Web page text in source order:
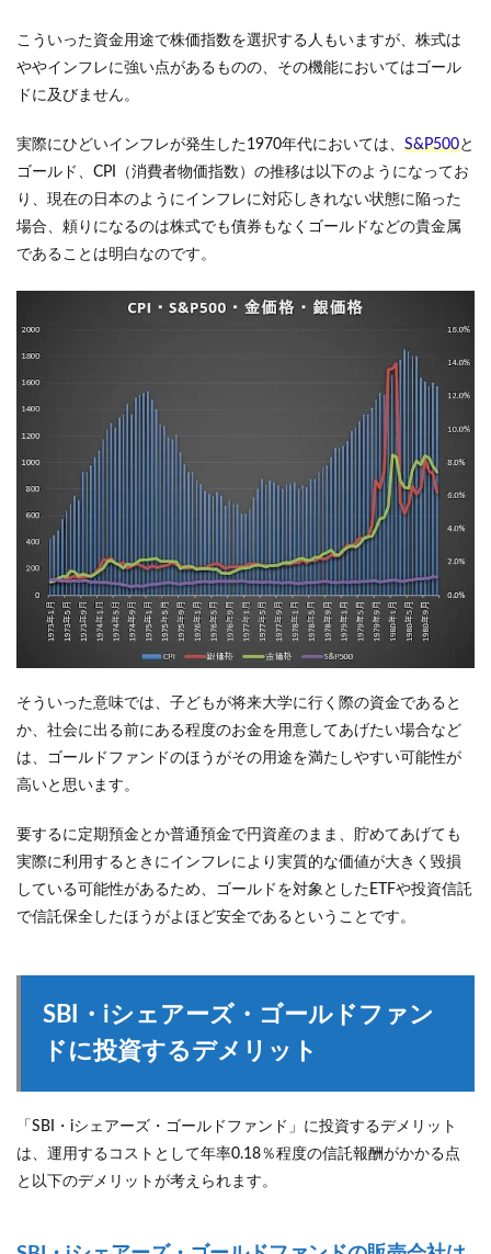
こういった資金用途で株価指数を選択する人もいますが、株式は
ややインフレに強い点があるものの、その機能においてはゴール
ドに及びません。
実際にひどいインフレが発生した1970年代においては、 S&P500と
ゴールド、CPI（消費者物価指数）の推移は以下のようになってお
り、現在の日本のようにインフレに対応しきれない状態に陥った
場合、頼りになるのは株式でも債券もなくゴールドなどの貴金属
であることは明白なのです。
そういった意味では、子どもが将来大学に行く際の資金であると
か、社会に出る前にある程度のお金を用意してあげたい場合など
は、ゴールドファンドのほうがその用途を満たしやすい可能性が
高いと思います。
要するに定期預金とか普通預金で円資産のまま、貯めてあげても
実際に利用するときにインフレにより実質的な価値が大きく毀損
している可能性があるため、ゴールドを対象としたETFや投資信託
で信託保全したほうがよほど安全であるということです。
SBI・iシェアーズ・ゴールドファン
ドに投資するデメリット
「SBI・iシェアーズ・ゴールドファンド」に投資するデメリット
は、運用するコストとして年率0.18％程度の信託報酬がかかる点
と以下のデメリットが考えられます。